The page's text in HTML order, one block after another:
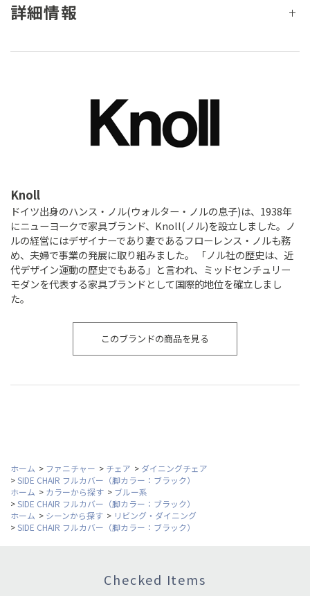
詳細情報
Knoll
ドイツ出身のハンス・ノル(ウォルター・ノルの息子)は、1938年
にニューヨークで家具ブランド、Knoll(ノル)を設立しました。ノ
ルの経営にはデザイナーであり妻であるフローレンス・ノルも務
め、夫婦で事業の発展に取り組みました。 「ノル社の歴史は、近
代デザイン運動の歴史でもある」と言われ、ミッドセンチュリー
モダンを代表する家具ブランドとして国際的地位を確立しまし
た。
このブランドの商品を見る
ホーム > ファニチャー > チェア > ダイニングチェア
>SIDE CHAIR フルカバー（脚カラー：ブラック）
ホーム > カラーから探す > ブルー系
>SIDE CHAIR フルカバー（脚カラー：ブラック）
ホーム > シーンから探す > リビング・ダイニング
>SIDE CHAIR フルカバー（脚カラー：ブラック）
Checked Items